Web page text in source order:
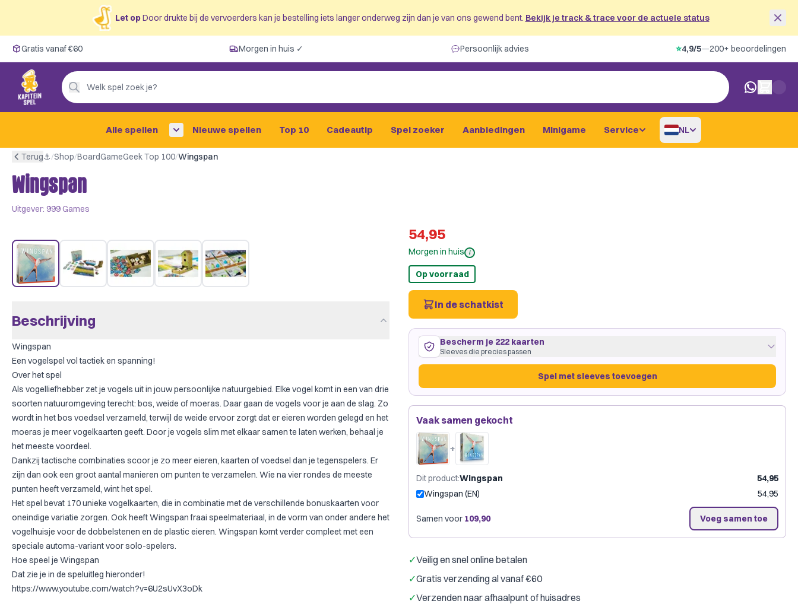
Let opDoor drukte bij de vervoerders kan je bestelling iets langer onderweg zijn dan je van ons gewend bent. Bekijk je track & trace voor de actuele status
Gratis vanaf €60
Morgen in huis ✓
Persoonlijk advies
4,9/5 —
200+ beoordelingen
Gratis vanaf €60 Morgen in huis ✓ Persoonlijk advies ⭐4,9/5—200+ beoordelingen
Welk spel zoek je?
0 artikelen
Alle spellen Nieuwe spellen Top 10 Cadeautip Spel zoeker Aanbiedingen Minigame Service NL
Terug⚓︎/Shop/BoardGameGeek Top 100/Wingspan
Wingspan
Uitgever: 999 Games
Beschrijving
Wingspan
Een vogelspel vol tactiek en spanning!
Over het spel
Als vogelliefhebber zet je vogels uit in jouw persoonlijke natuurgebied. Elke vogel komt in een van drie
soorten natuuromgeving terecht: bos, weide of moeras. Daar gaan de vogels voor je aan de slag. Zo
wordt in het bos voedsel verzameld, terwijl de weide ervoor zorgt dat er eieren worden gelegd en het
moeras je meer vogelkaarten geeft. Door je vogels slim met elkaar samen te laten werken, behaal je
het meeste voordeel.
Dankzij tactische combinaties scoor je zo meer eieren, kaarten of voedsel dan je tegenspelers. Er
zijn dan ook een groot aantal manieren om punten te verzamelen. Wie na vier rondes de meeste
punten heeft verzameld, wint het spel.
Het spel bevat 170 unieke vogelkaarten, die in combinatie met de verschillende bonuskaarten voor
oneindige variatie zorgen. Ook heeft Wingspan fraai speelmateriaal, in de vorm van onder andere het
vogelhuisje voor de dobbelstenen en de plastic eieren. Wingspan komt verder compleet met een
speciale automa-variant voor solo-spelers.
Hoe speel je Wingspan
Dat zie je in de speluitleg hieronder!
https://www.youtube.com/watch?v=6U2sUvX3oDk
54,95
Morgen in huis i
Op voorraad
In de schatkist
Bescherm je 222 kaarten
Sleeves die precies passen
Spel met sleeves toevoegen
ruim passend·GameGenic Green
Merk: Gamegenic
Vaak samen gekocht
+
Dit product:Wingspan
54,95
Wingspan (EN)
54,95
Samen voor 109,90 Voeg samen toe
✓Veilig en snel online betalen
✓Gratis verzending al vanaf €60
✓Verzenden naar afhaalpunt of huisadres